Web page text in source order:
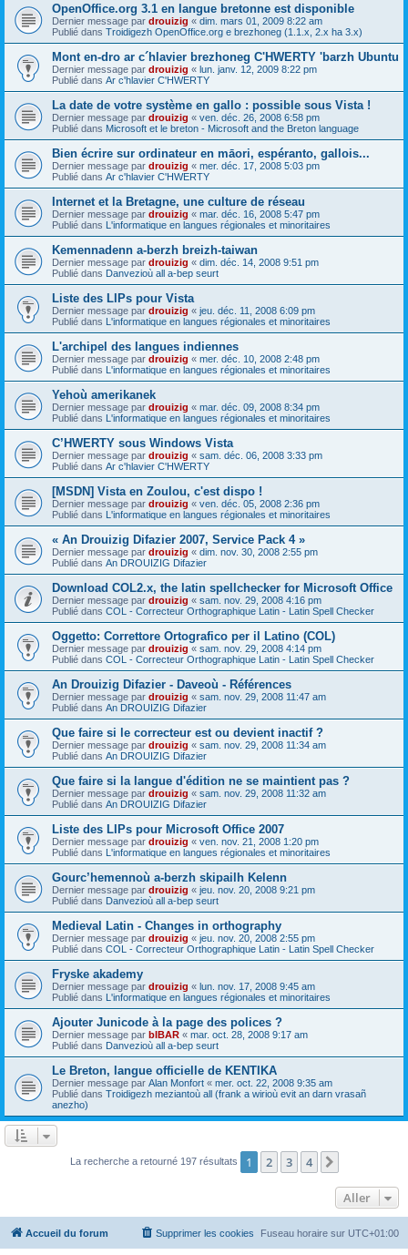
OpenOffice.org 3.1 en langue bretonne est disponible
Dernier message par drouizig « dim. mars 01, 2009 8:22 am
Publié dans Troidigezh OpenOffice.org e brezhoneg (1.1.x, 2.x ha 3.x)
Mont en-dro ar c´hlavier brezhoneg C'HWERTY 'barzh Ubuntu
Dernier message par drouizig « lun. janv. 12, 2009 8:22 pm
Publié dans Ar c'hlavier C'HWERTY
La date de votre système en gallo : possible sous Vista !
Dernier message par drouizig « ven. déc. 26, 2008 6:58 pm
Publié dans Microsoft et le breton - Microsoft and the Breton language
Bien écrire sur ordinateur en māori, espéranto, gallois...
Dernier message par drouizig « mer. déc. 17, 2008 5:03 pm
Publié dans Ar c'hlavier C'HWERTY
Internet et la Bretagne, une culture de réseau
Dernier message par drouizig « mar. déc. 16, 2008 5:47 pm
Publié dans L'informatique en langues régionales et minoritaires
Kemennadenn a-berzh breizh-taiwan
Dernier message par drouizig « dim. déc. 14, 2008 9:51 pm
Publié dans Danvezioù all a-bep seurt
Liste des LIPs pour Vista
Dernier message par drouizig « jeu. déc. 11, 2008 6:09 pm
Publié dans L'informatique en langues régionales et minoritaires
L'archipel des langues indiennes
Dernier message par drouizig « mer. déc. 10, 2008 2:48 pm
Publié dans L'informatique en langues régionales et minoritaires
Yehoù amerikanek
Dernier message par drouizig « mar. déc. 09, 2008 8:34 pm
Publié dans L'informatique en langues régionales et minoritaires
C’HWERTY sous Windows Vista
Dernier message par drouizig « sam. déc. 06, 2008 3:33 pm
Publié dans Ar c'hlavier C'HWERTY
[MSDN] Vista en Zoulou, c'est dispo !
Dernier message par drouizig « ven. déc. 05, 2008 2:36 pm
Publié dans L'informatique en langues régionales et minoritaires
« An Drouizig Difazier 2007, Service Pack 4 »
Dernier message par drouizig « dim. nov. 30, 2008 2:55 pm
Publié dans An DROUIZIG Difazier
Download COL2.x, the latin spellchecker for Microsoft Office
Dernier message par drouizig « sam. nov. 29, 2008 4:16 pm
Publié dans COL - Correcteur Orthographique Latin - Latin Spell Checker
Oggetto: Correttore Ortografico per il Latino (COL)
Dernier message par drouizig « sam. nov. 29, 2008 4:14 pm
Publié dans COL - Correcteur Orthographique Latin - Latin Spell Checker
An Drouizig Difazier - Daveoù - Références
Dernier message par drouizig « sam. nov. 29, 2008 11:47 am
Publié dans An DROUIZIG Difazier
Que faire si le correcteur est ou devient inactif ?
Dernier message par drouizig « sam. nov. 29, 2008 11:34 am
Publié dans An DROUIZIG Difazier
Que faire si la langue d'édition ne se maintient pas ?
Dernier message par drouizig « sam. nov. 29, 2008 11:32 am
Publié dans An DROUIZIG Difazier
Liste des LIPs pour Microsoft Office 2007
Dernier message par drouizig « ven. nov. 21, 2008 1:20 pm
Publié dans L'informatique en langues régionales et minoritaires
Gourc’hemennoù a-berzh skipailh Kelenn
Dernier message par drouizig « jeu. nov. 20, 2008 9:21 pm
Publié dans Danvezioù all a-bep seurt
Medieval Latin - Changes in orthography
Dernier message par drouizig « jeu. nov. 20, 2008 2:55 pm
Publié dans COL - Correcteur Orthographique Latin - Latin Spell Checker
Fryske akademy
Dernier message par drouizig « lun. nov. 17, 2008 9:45 am
Publié dans L'informatique en langues régionales et minoritaires
Ajouter Junicode à la page des polices ?
Dernier message par bIBAR « mar. oct. 28, 2008 9:17 am
Publié dans Danvezioù all a-bep seurt
Le Breton, langue officielle de KENTIKA
Dernier message par Alan Monfort « mer. oct. 22, 2008 9:35 am
Publié dans Troidigezh meziantoù all (frank a wirioù evit an darn vrasañ
anezho)
La recherche a retourné 197 résultats 1 2 3 4
Aller
Accueil du forum Fuseau horaire sur UTC+01:00
Supprimer les cookies